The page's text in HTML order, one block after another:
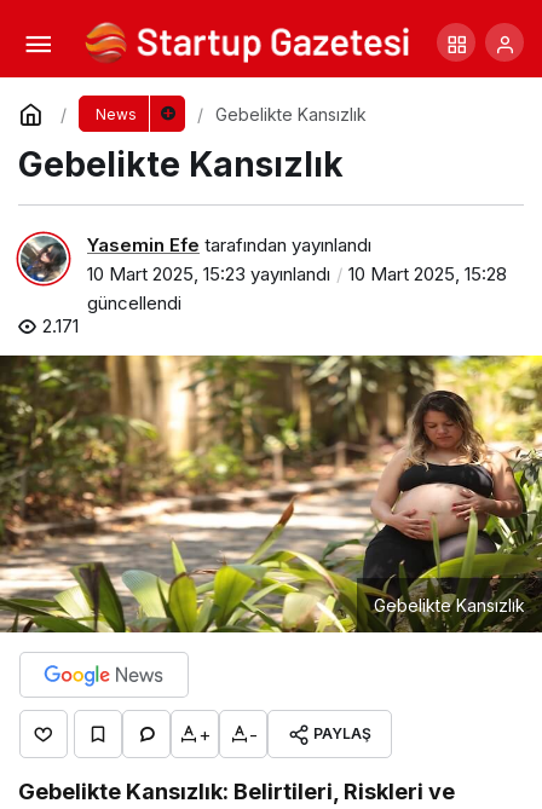
News Gebelikte Kansızlık
Gebelikte Kansızlık
Yasemin Efe tarafından yayınlandı
10 Mart 2025, 15:23 yayınlandı
10 Mart 2025, 15:28
güncellendi
2.171
Gebelikte Kansızlık
+ - PAYLAŞ
Gebelikte Kansızlık: Belirtileri, Riskleri ve
Bu Cuma Vizyonda Yer Alacak Filmler Belli
OlduYorum Yap